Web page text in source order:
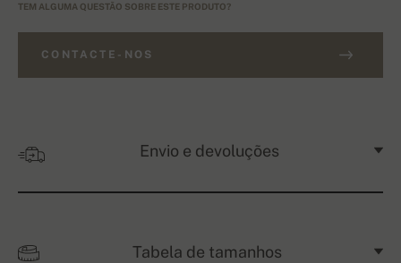
TEM ALGUMA QUESTÃO SOBRE ESTE PRODUTO?
CONTACTE-NOS
Envio e devoluções
Tabela de tamanhos